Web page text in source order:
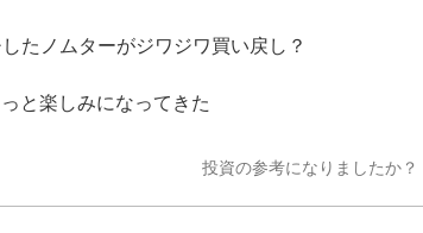
たノムターがジワジワ買い戻し？
と楽しみになってきた
投資の参考になりましたか？